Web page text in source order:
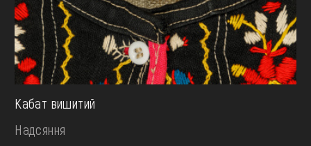
Кабат вишитий
Надсяння